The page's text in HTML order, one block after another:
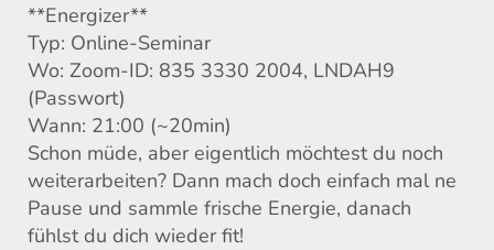
**Energizer**
Typ: Online-Seminar
Wo: Zoom-ID: 835 3330 2004, LNDAH9
(Passwort)
Wann: 21:00 (~20min)
Schon müde, aber eigentlich möchtest du noch
weiterarbeiten? Dann mach doch einfach mal ne
Pause und sammle frische Energie, danach
fühlst du dich wieder fit!